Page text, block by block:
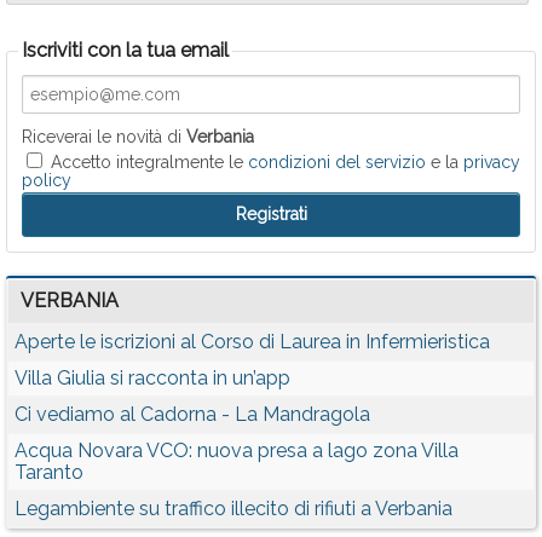
Iscriviti con la tua email
Riceverai le novità di Verbania
Accetto integralmente le condizioni del servizio e la privacy
policy
VERBANIA
Aperte le iscrizioni al Corso di Laurea in Infermieristica
Villa Giulia si racconta in un’app
Ci vediamo al Cadorna - La Mandragola
Acqua Novara VCO: nuova presa a lago zona Villa
Taranto
Legambiente su traffico illecito di rifiuti a Verbania